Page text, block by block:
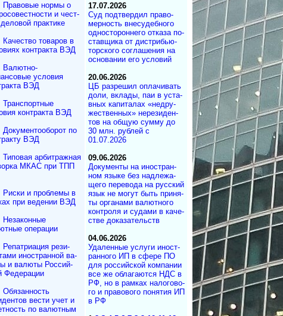
Правовые нормы о
и чест­
практике
Качество товаров в
контракта ВЭД
Валютно-
условия
ВЭД
Транспортные
контракта ВЭД
Документооборот по
ВЭД
Типовая арбитражная
МКАС при ТПП
Риски и проблемы в
при ведении ВЭД
Незаконные
операции
Репатриация ре­зи­
иностранной ва­
и валюты Рос­сий­
Федерации
Обязанность
вести учет и
по валютным
17.07.2026
Суд под­твер­дил пра­во­
мер­ность вне­су­деб­ного
од­но­сто­рон­не­го от­ка­за по­
с­тав­щика от дист­ри­бь­ю­
тор­с­ко­го со­г­ла­ше­ния на
ос­но­ва­нии его ус­ло­вий
20.06.2026
ЦБ разрешил опла­чи­вать
до­ли, вкла­ды, паи в ус­та­
в­ных ка­пи­та­лах «не­дру­
жест­вен­ных» не­ре­зи­ден­
тов на об­щую сум­му до
30 млн. руб­лей с
01.07.2026
09.06.2026
Документы на ино­ст­ран­
ном язы­ке без над­ле­жа­
ще­го пе­ре­во­да на рус­ский
язык не мо­гут быть при­ня­
ты ор­га­на­ми ва­лют­но­го
кон­т­ро­ля и су­да­ми в ка­че­
ст­ве до­ка­за­те­ль­ств
04.06.2026
Удаленные услуги ино­ст­
ран­но­го ИП в сфе­ре ПО
для рос­сий­с­кой ком­па­нии
все же об­ла­га­ю­т­ся НДС в
РФ, но в рам­ках на­ло­го­во­
го и пра­во­во­го по­ня­тия ИП
в РФ